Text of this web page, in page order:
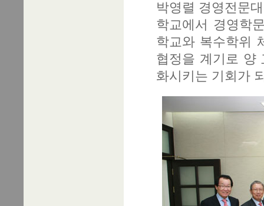
박영렬 경영전문
학교에서 경영학
학교와 복수학위
협정을 계기로 양
화시키는 기회가